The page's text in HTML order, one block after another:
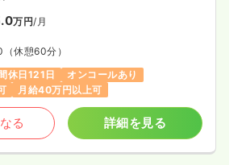
万円/月
（休憩60分）
休日121日
オンコールあり
月給40万円以上可
る 詳細を見る